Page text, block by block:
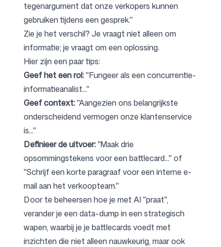
tegenargument dat onze verkopers kunnen
gebruiken tijdens een gesprek."
Zie je het verschil? Je vraagt niet alleen om
informatie; je vraagt om een oplossing.
Hier zijn een paar tips:
Geef het een rol:"Fungeer als een concurrentie-
informatieanalist..."
Geef context:"Aangezien ons belangrijkste
onderscheidend vermogen onze klantenservice
is..."
Definieer de uitvoer:"Maak drie
opsommingstekens voor een battlecard..." of
"Schrijf een korte paragraaf voor een interne e-
mail aan het verkoopteam."
Door te beheersen hoe je met AI "praat",
verander je een data-dump in een strategisch
wapen, waarbij je je battlecards voedt met
inzichten die niet alleen nauwkeurig, maar ook